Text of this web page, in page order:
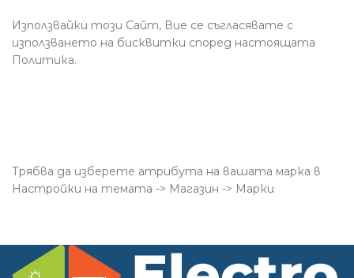
Използвайки този Сайт, Вие се съгласявате с
използването на бисквитки според настоящата
Политика.
Трябва да изберете атрибута на вашата марка в
Настройки на темата -> Магазин -> Марки